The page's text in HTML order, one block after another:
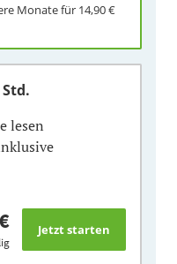
Monate für 14,90 €
lesen